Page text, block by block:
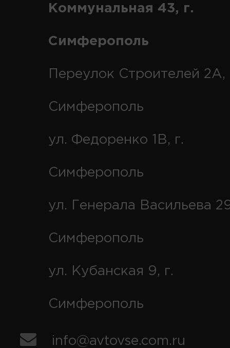
Коммунальная 43, г.
Симферополь
Переулок Строителей 2А,
Симферополь
ул. Федоренко 1В, г.
Симферополь
ул. Генерала Васильева
Симферополь
ул. Кубанская 9, г.
Симферополь
info@avtovse.com.ru